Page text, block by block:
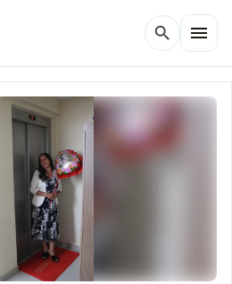
search menu